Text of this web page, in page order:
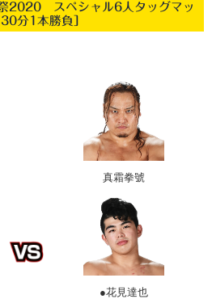
2020 スペシャル6人タッグマッ
分1本勝負］
真霜拳號
●花見達也